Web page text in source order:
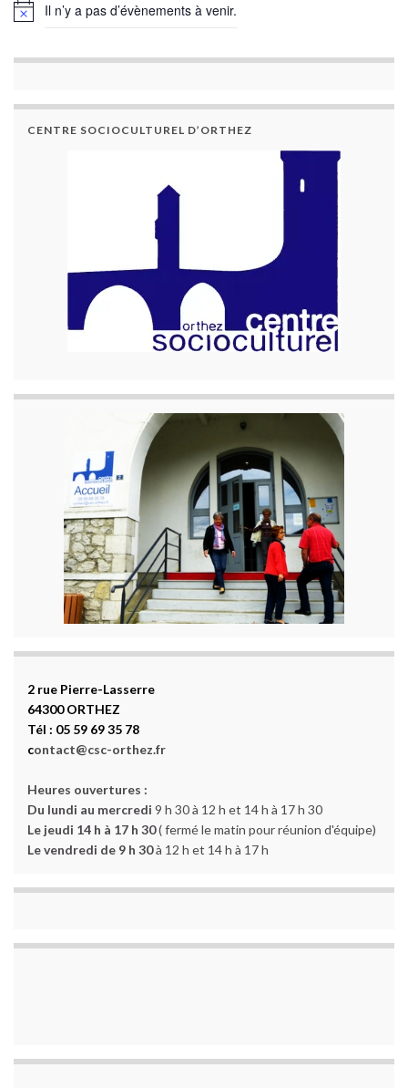
Il n’y a pas d’évènements à venir.
CENTRE SOCIOCULTUREL D’ORTHEZ
2 rue Pierre-Lasserre
64300 ORTHEZ
Tél : 05 59 69 35 78
contact@csc-orthez.fr
Heures ouvertures :
Du lundi au mercredi 9 h 30 à 12 h et 14 h à 17 h 30
Le jeudi 14 h à 17 h 30( fermé le matin pour réunion d'équipe)
Le vendredi de 9 h 30à 12 h et 14 h à 17 h